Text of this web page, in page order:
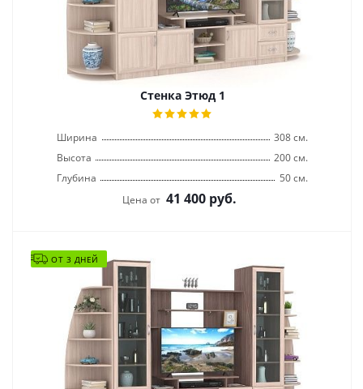
Стенка Этюд 1
Ширина
308 см.
Высота
200 см.
Глубина
50 см.
Цена от 41 400 руб.
ОТ 3 ДНЕЙ